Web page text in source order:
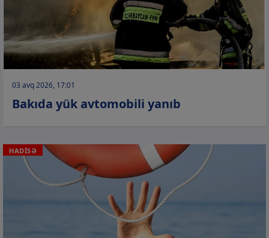
03 avq 2026, 17:01
Bakıda yük avtomobili yanıb
HADİSƏ